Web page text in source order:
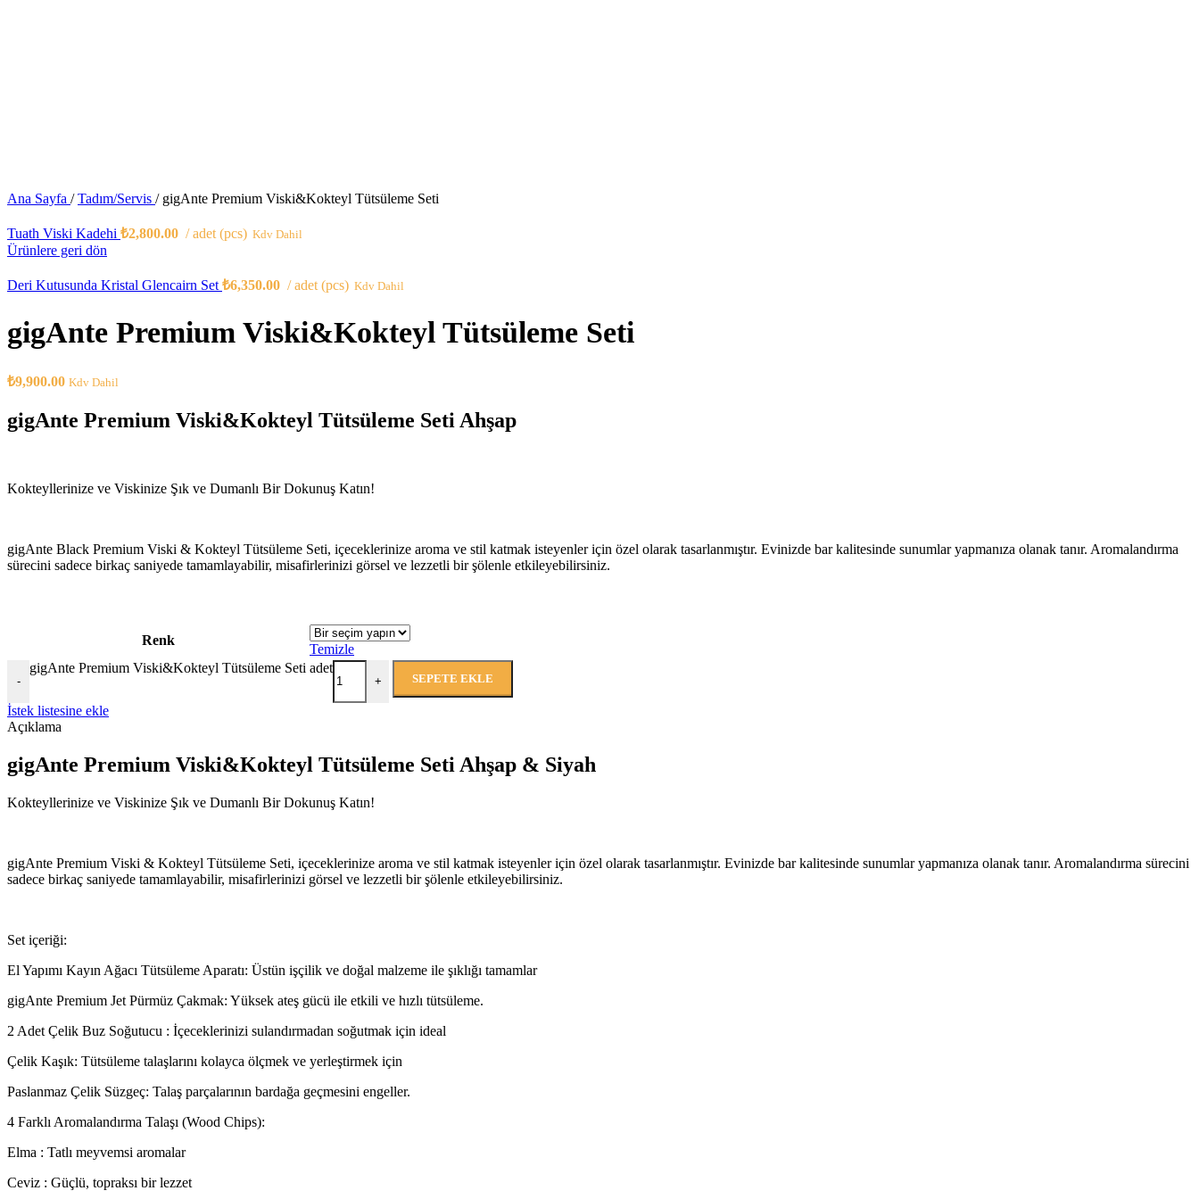
Ana Sayfa / Tadım/Servis / gigAnte Premium Viski&Kokteyl Tütsüleme Seti
Tuath Viski Kadehi ₺2,800.00 adet (pcs) Kdv Dahil
Ürünlere geri dön
Deri Kutusunda Kristal Glencairn Set ₺6,350.00 adet (pcs) Kdv Dahil
gigAnte Premium Viski&Kokteyl Tütsüleme Seti
₺9,900.00 Kdv Dahil
gigAnte Premium Viski&Kokteyl Tütsüleme Seti Ahşap
Kokteyllerinize ve Viskinize Şık ve Dumanlı Bir Dokunuş Katın!
gigAnte Black Premium Viski & Kokteyl Tütsüleme Seti, içeceklerinize aroma ve stil katmak isteyenler için özel olarak tasarlanmıştır. Evinizde bar kalitesinde sunumlar yapmanıza olanak tanır. Aromalandırma
sürecini sadece birkaç saniyede tamamlayabilir, misafirlerinizi görsel ve lezzetli bir şölenle etkileyebilirsiniz.
Renk
Temizle
-
gigAnte Premium Viski&Kokteyl Tütsüleme Seti adet
+ SEPETE EKLE
İstek listesine ekle
Açıklama
gigAnte Premium Viski&Kokteyl Tütsüleme Seti Ahşap & Siyah
Kokteyllerinize ve Viskinize Şık ve Dumanlı Bir Dokunuş Katın!
gigAnte Premium Viski & Kokteyl Tütsüleme Seti, içeceklerinize aroma ve stil katmak isteyenler için özel olarak tasarlanmıştır. Evinizde bar kalitesinde sunumlar yapmanıza olanak tanır. Aromalandırma sürecini
sadece birkaç saniyede tamamlayabilir, misafirlerinizi görsel ve lezzetli bir şölenle etkileyebilirsiniz.
Set içeriği:
El Yapımı Kayın Ağacı Tütsüleme Aparatı: Üstün işçilik ve doğal malzeme ile şıklığı tamamlar
gigAnte Premium Jet Pürmüz Çakmak: Yüksek ateş gücü ile etkili ve hızlı tütsüleme.
2 Adet Çelik Buz Soğutucu : İçeceklerinizi sulandırmadan soğutmak için ideal
Çelik Kaşık: Tütsüleme talaşlarını kolayca ölçmek ve yerleştirmek için
Paslanmaz Çelik Süzgeç: Talaş parçalarının bardağa geçmesini engeller.
4 Farklı Aromalandırma Talaşı (Wood Chips):
Elma : Tatlı meyvemsi aromalar
Ceviz : Güçlü, topraksı bir lezzet